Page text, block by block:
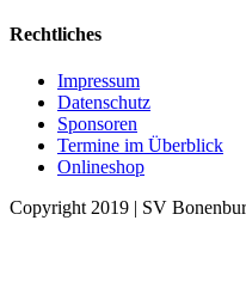
Rechtliches
Impressum
Datenschutz
Sponsoren
Termine im Überblick
Onlineshop
Copyright 2019 | SV